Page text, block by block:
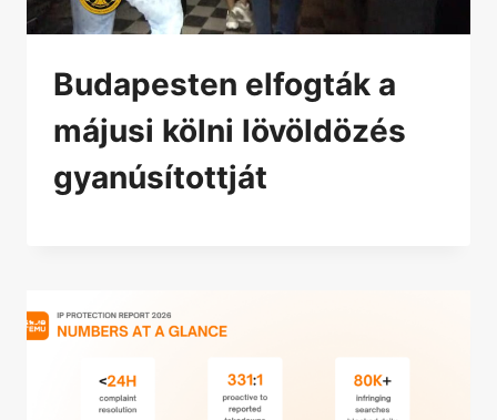
Budapesten elfogták a
májusi kölni lövöldözés
gyanúsítottját